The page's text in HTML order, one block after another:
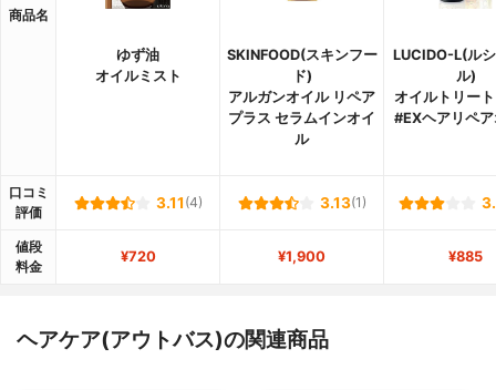
商品名
ゆず油
オイルミスト
SKINFOOD(スキンフー
ド)
アルガンオイル リペア
プラス セラムインオイ
ル
LUCIDO-L(ル
ル)
オイルトリー
#EXヘアリペ
口コミ
評価
3.11 (4) 3.13(1)
値段
料金
¥720 ¥1,900 ¥885
ヘアケア(アウトバス)の関連商品